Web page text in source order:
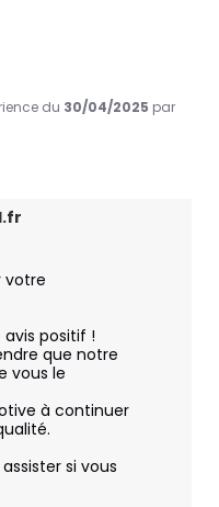
du 30/04/2025 par
votre
positif !
que notre
vous le
à continuer
si vous